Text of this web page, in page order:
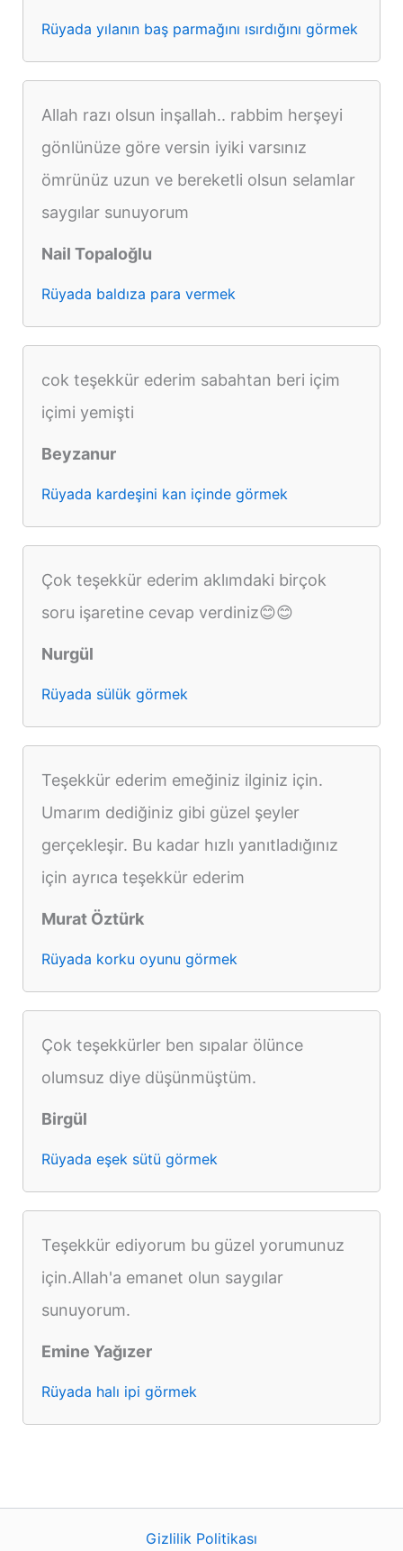
Rüyada yılanın baş parmağını ısırdığını görmek
Allah razı olsun inşallah.. rabbim herşeyi
gönlünüze göre versin iyiki varsınız
ömrünüz uzun ve bereketli olsun selamlar
saygılar sunuyorum
Nail Topaloğlu
Rüyada baldıza para vermek
cok teşekkür ederim sabahtan beri içim
içimi yemişti
Beyzanur
Rüyada kardeşini kan içinde görmek
Çok teşekkür ederim aklımdaki birçok
soru işaretine cevap verdiniz😊😊
Nurgül
Rüyada sülük görmek
Teşekkür ederim emeğiniz ilginiz için.
Umarım dediğiniz gibi güzel şeyler
gerçekleşir. Bu kadar hızlı yanıtladığınız
için ayrıca teşekkür ederim
Murat Öztürk
Rüyada korku oyunu görmek
Çok teşekkürler ben sıpalar ölünce
olumsuz diye düşünmüştüm.
Birgül
Rüyada eşek sütü görmek
Teşekkür ediyorum bu güzel yorumunuz
için.Allah'a emanet olun saygılar
sunuyorum.
Emine Yağızer
Rüyada halı ipi görmek
Gizlilik Politikası